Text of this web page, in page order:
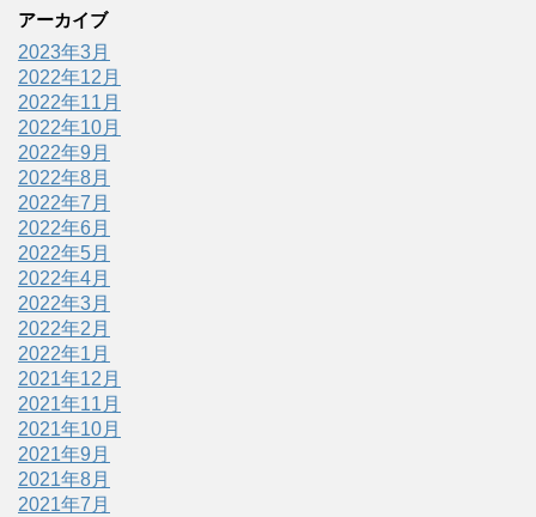
アーカイブ
2023年3月
2022年12月
2022年11月
2022年10月
2022年9月
2022年8月
2022年7月
2022年6月
2022年5月
2022年4月
2022年3月
2022年2月
2022年1月
2021年12月
2021年11月
2021年10月
2021年9月
2021年8月
2021年7月